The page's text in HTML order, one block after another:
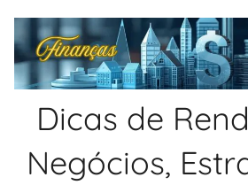
para
conteúdo
Dicas de
Negócios,